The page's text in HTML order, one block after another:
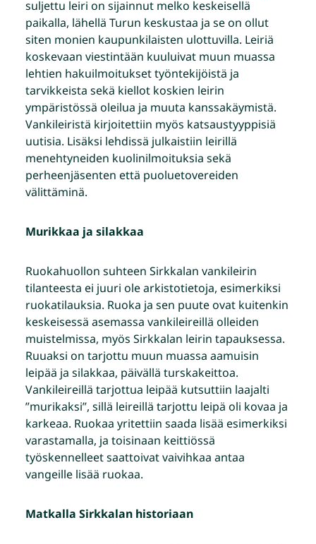
suljettu leiri on sijainnut melko keskeisellä
paikalla, lähellä Turun keskustaa ja se on ollut
siten monien kaupunkilaisten ulottuvilla. Leiriä
koskevaan viestintään kuuluivat muun muassa
lehtien hakuilmoitukset työntekijöistä ja
tarvikkeista sekä kiellot koskien leirin
ympäristössä oleilua ja muuta kanssakäymistä.
Vankileiristä kirjoitettiin myös katsaustyyppisiä
uutisia. Lisäksi lehdissä julkaistiin leirillä
menehtyneiden kuolinilmoituksia sekä
perheenjäsenten että puoluetovereiden
välittäminä.
Murikkaa ja silakkaa
Ruokahuollon suhteen Sirkkalan vankileirin
tilanteesta ei juuri ole arkistotietoja, esimerkiksi
ruokatilauksia. Ruoka ja sen puute ovat kuitenkin
keskeisessä asemassa vankileireillä olleiden
muistelmissa, myös Sirkkalan leirin tapauksessa.
Ruuaksi on tarjottu muun muassa aamuisin
leipää ja silakkaa, päivällä turskakeittoa.
Vankileireillä tarjottua leipää kutsuttiin laajalti
”murikaksi”, sillä leireillä tarjottu leipä oli kovaa ja
karkeaa. Ruokaa yritettiin saada lisää esimerkiksi
varastamalla, ja toisinaan keittiössä
työskennelleet saattoivat vaivihkaa antaa
vangeille lisää ruokaa.
Matkalla Sirkkalan historiaan